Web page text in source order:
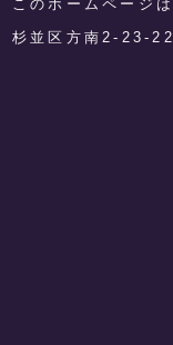
このホームページ
杉並区方南2-23-